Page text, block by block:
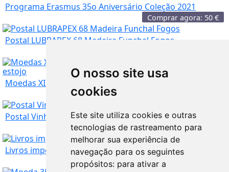
O nosso site usa
cookies
Este site utiliza cookies e outras
tecnologias de rastreamento para
melhorar sua experiência de
navegação para os seguintes
propósitos: para ativar a
Comprar agora: 50 €
Programa Erasmus 35o Aniversário Coleção 2021
Setúbal Comprar agora:
Postal LUBRAPEX 68 Madeira Funchal Fogos
Moedas XI Série Descobrimentos Portugueses com ...
Setúbal Comprar agora:
Postal Vinho do Porto 1970-1$00
Livros imperdiveis de grandes autores